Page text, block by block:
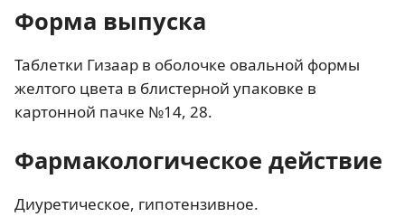
Форма выпуска
Таблетки Гизаар в оболочке овальной формы
желтого цвета в блистерной упаковке в
картонной пачке №14, 28.
Фармакологическое действие
Диуретическое, гипотензивное.